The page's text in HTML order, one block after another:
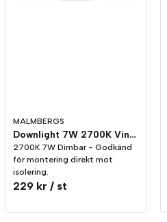
MALMBERGS
Downlight 7W 2700K Vinklingsbar Vit MD-70 Dim
2700K 7W Dimbar - Godkänd
för montering direkt mot
isolering.
229 kr / st